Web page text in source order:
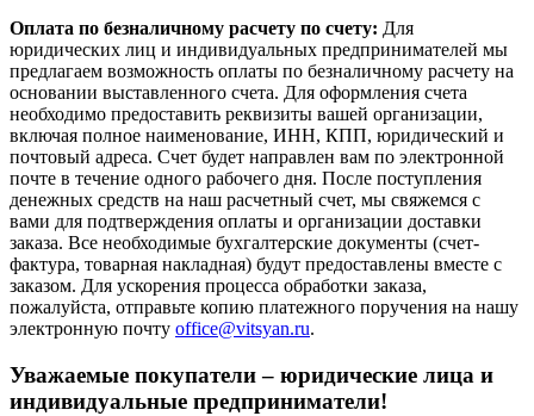
Оплата по безналичному расчету по счету: Для
юридических лиц и индивидуальных предпринимателей мы
предлагаем возможность оплаты по безналичному расчету на
основании выставленного счета. Для оформления счета
необходимо предоставить реквизиты вашей организации,
включая полное наименование, ИНН, КПП, юридический и
почтовый адреса. Счет будет направлен вам по электронной
почте в течение одного рабочего дня. После поступления
денежных средств на наш расчетный счет, мы свяжемся с
вами для подтверждения оплаты и организации доставки
заказа. Все необходимые бухгалтерские документы (счет-
фактура, товарная накладная) будут предоставлены вместе с
заказом. Для ускорения процесса обработки заказа,
пожалуйста, отправьте копию платежного поручения на нашу
электронную почту office@vitsyan.ru.
Уважаемые покупатели – юридические лица и
индивидуальные предприниматели!